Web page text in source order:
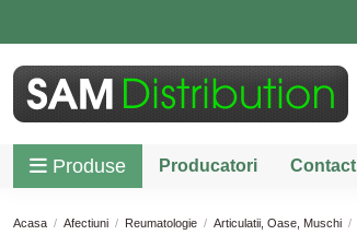
Produse Producatori Contact
Acasa Afectiuni Reumatologie Articulatii, Oase, Muschi